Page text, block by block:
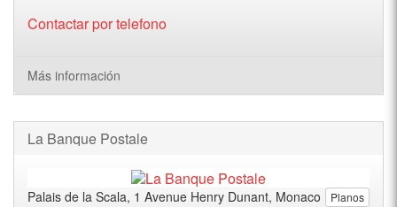
Contactar por telefono
Más información
La Banque Postale
Planos
Palais de la Scala, 1 Avenue Henry Dunant, Monaco